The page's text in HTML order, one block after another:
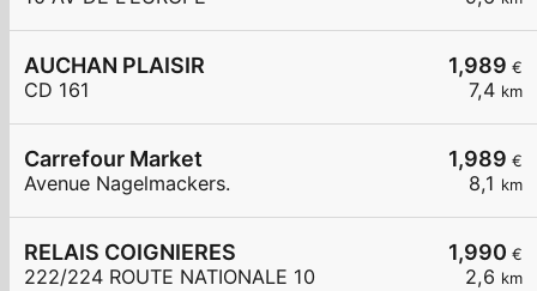
1,989 €
7,4 km
AUCHAN PLAISIR
CD 161
1,989 €
8,1 km
Carrefour Market
Avenue Nagelmackers.
1,990 €
2,6 km
RELAIS COIGNIERES
222/224 ROUTE NATIONALE 10